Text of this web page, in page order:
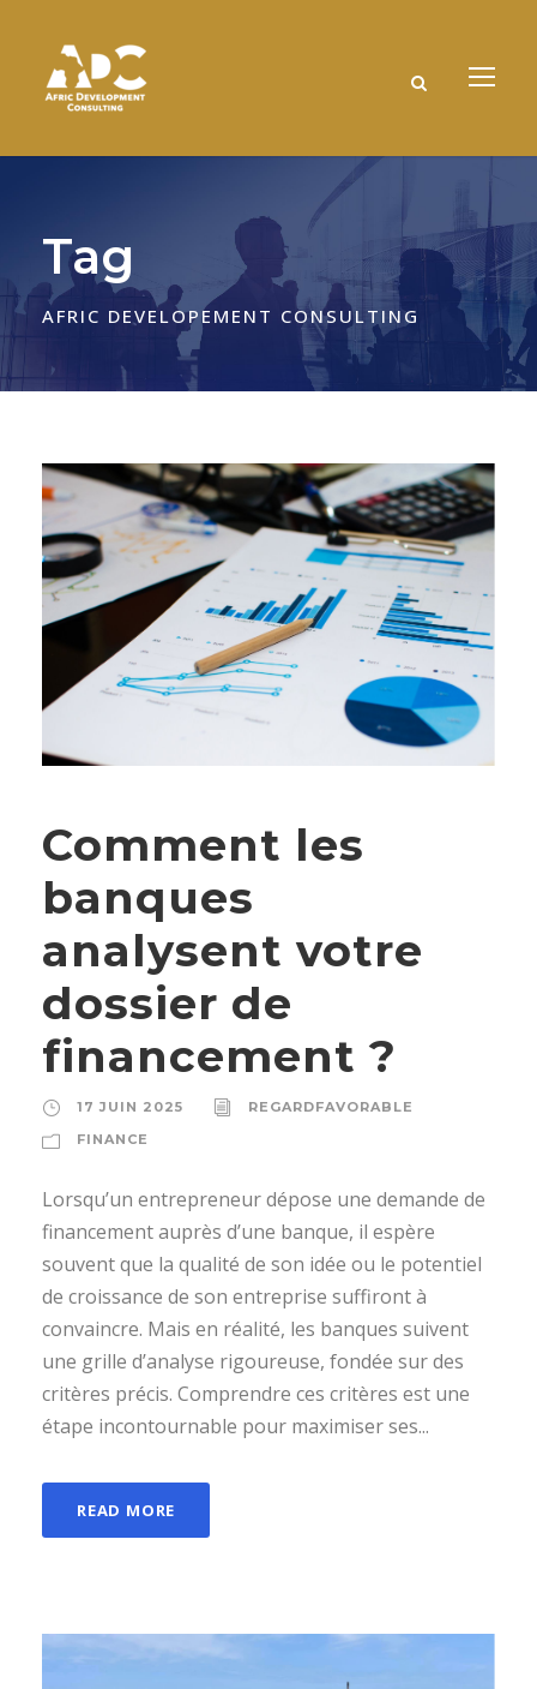
Tag
AFRIC DEVELOPEMENT CONSULTING
Comment les
banques
analysent votre
dossier de
financement ?
17 JUIN 2025
REGARDFAVORABLE
FINANCE
Lorsqu’un entrepreneur dépose une demande de
financement auprès d’une banque, il espère
souvent que la qualité de son idée ou le potentiel
de croissance de son entreprise suffiront à
convaincre. Mais en réalité, les banques suivent
une grille d’analyse rigoureuse, fondée sur des
critères précis. Comprendre ces critères est une
étape incontournable pour maximiser ses...
READ MORE